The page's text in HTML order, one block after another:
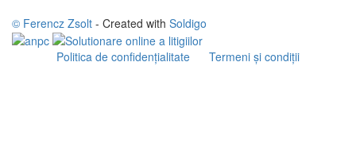
© Ferencz Zsolt - Created with Soldigo
Politica de confidenţialitate Termeni şi condiţii